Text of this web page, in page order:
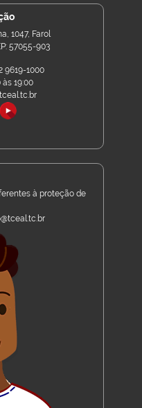
1047, Farol
57055-903
9619-1000
19:00
à proteção de